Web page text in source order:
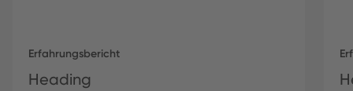
Erfahrungsbericht
Heading